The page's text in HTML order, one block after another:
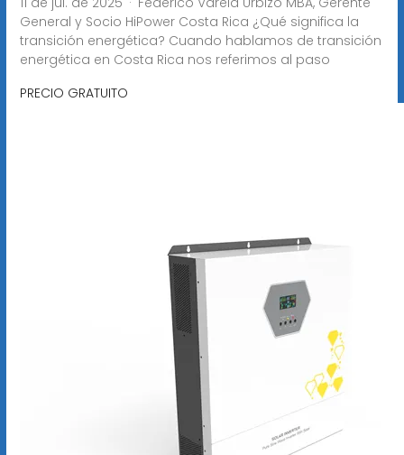
General y Socio HiPower Costa Rica ¿Qué significa la
transición energética? Cuando hablamos de transición
energética en Costa Rica nos referimos al paso
PRECIO GRATUITO